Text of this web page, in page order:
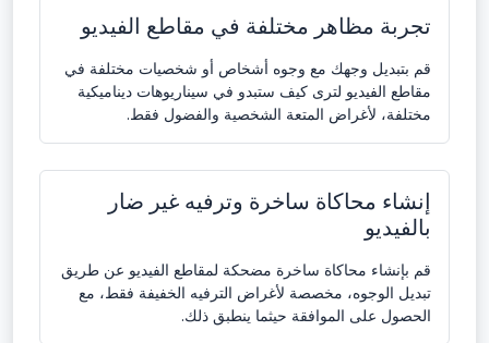
تجربة مظاهر مختلفة في مقاطع الفيديو
قم بتبديل وجهك مع وجوه أشخاص أو شخصيات مختلفة في
مقاطع الفيديو لترى كيف ستبدو في سيناريوهات ديناميكية
مختلفة، لأغراض المتعة الشخصية والفضول فقط.
إنشاء محاكاة ساخرة وترفيه غير ضار
بالفيديو
قم بإنشاء محاكاة ساخرة مضحكة لمقاطع الفيديو عن طريق
تبديل الوجوه، مخصصة لأغراض الترفيه الخفيفة فقط، مع
الحصول على الموافقة حيثما ينطبق ذلك.